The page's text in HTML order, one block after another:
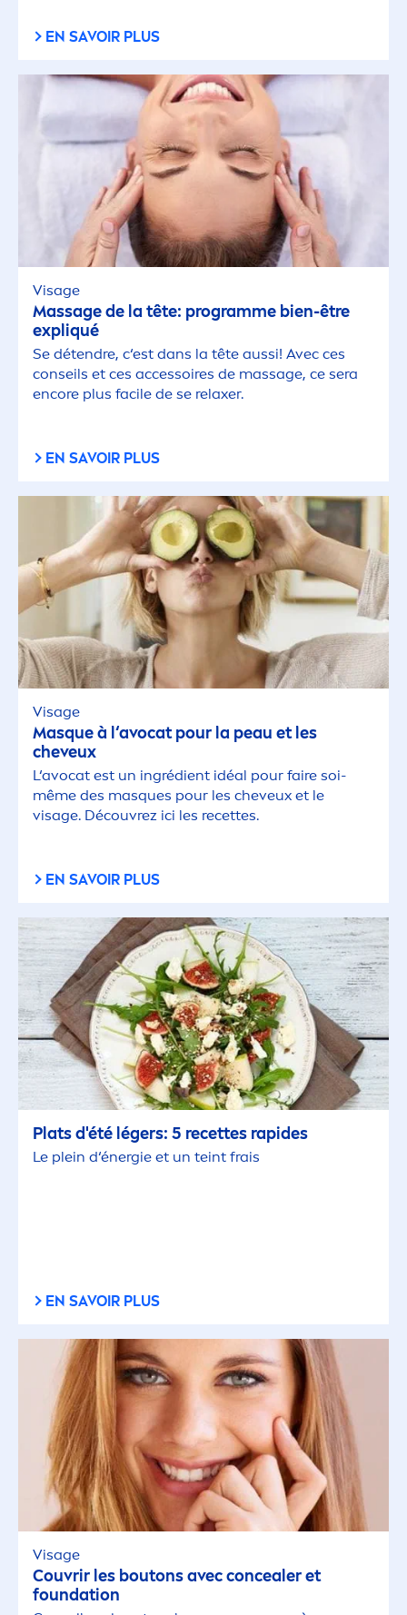
EN SAVOIR PLUS
Visage
Massage de la tête: programme bien-être
expliqué
Se détendre, c‘est dans la tête aussi! Avec ces
conseils et ces accessoires de massage, ce sera
encore plus facile de se relaxer.
EN SAVOIR PLUS
Visage
Masque à l‘avocat pour la peau et les
cheveux
L‘avocat est un ingrédient idéal pour faire soi-
même des masques pour les cheveux et le
visage. Découvrez ici les recettes.
EN SAVOIR PLUS
Plats d'été légers: 5 recettes rapides
Le plein d‘énergie et un teint frais
EN SAVOIR PLUS
Visage
Couvrir les boutons avec concealer et
foundation